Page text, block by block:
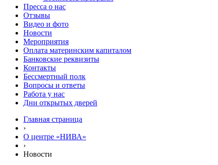
Пресса о нас
Отзывы
Видео и фото
Новости
Мероприятия
Оплата материнским капиталом
Банковские реквизиты
Контакты
Бессмертный полк
Вопросы и ответы
Работа у нас
Дни открытых дверей
Главная страница
›
О центре «НИВА»
›
Новости